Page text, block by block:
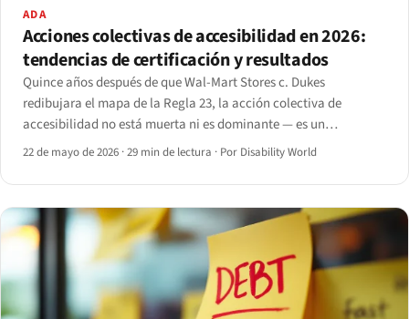
ADA
Acciones colectivas de accesibilidad en 2026:
tendencias de certificación y resultados
Quince años después de que Wal-Mart Stores c. Dukes
redibujara el mapa de la Regla 23, la acción colectiva de
accesibilidad no está muerta ni es dominante — es un
instrumento en lenta recuperación cuya viabilidad en 2026
Blick del Segundo.
22 de mayo de 2026 ·29 min de lectura · Por Disability World